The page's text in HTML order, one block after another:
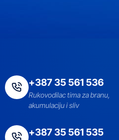
+387 35 561 536
Rukovodilac tima za branu,
akumulaciju i sliv
+387 35 561 535